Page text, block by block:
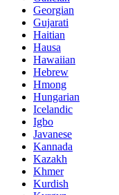
Georgian
Gujarati
Haitian
Hausa
Hawaiian
Hebrew
Hmong
Hungarian
Icelandic
Igbo
Javanese
Kannada
Kazakh
Khmer
Kurdish